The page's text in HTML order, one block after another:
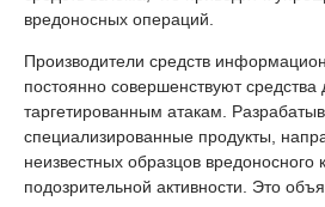
вредоносных операций.
Производители средств
постоянно совершенствуют средства
таргетированным атакам.
специализированные продукты,
неизвестных образцов
подозрительной активности. Это